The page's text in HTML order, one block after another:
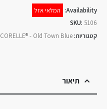
Availability:
המלאי אזל
SKU: 5106
קטגוריות:CORELLE® - Old Town Blue
תיאור